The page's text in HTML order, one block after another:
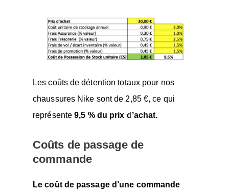
Les coûts de détention totaux pour nos
chaussures Nike sont de 2,85 €, ce qui
représente 9,5 % du prix d’achat.
Coûts de passage de
commande
Le coût de passage d’une commande